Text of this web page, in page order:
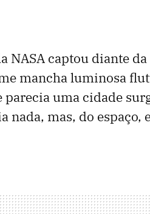
NASA captou diante
mancha luminosa
uma cidade
nada, mas, do